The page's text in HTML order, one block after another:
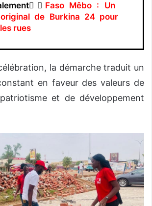
Faso Mêbo : Un
de Burkina 24 pour
rues
la démarche traduit un
en faveur des valeurs de
et de développement